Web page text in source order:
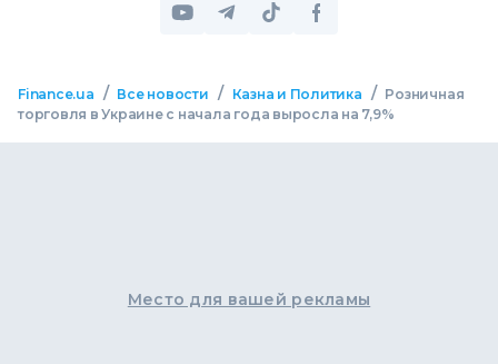
Finance.ua / Все новости / Казна и Политика / Розничная
торговля в Украине с начала года выросла на 7,9%
Место для вашей рекламы